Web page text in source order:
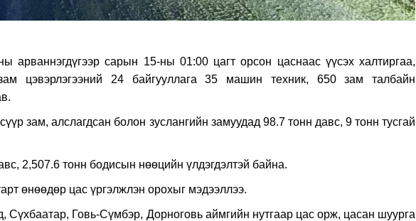
арваннэгдүгээр сарын 15-ны 01:00 цагт орсон цаснаас үүсэх халтиргаа,
цэвэрлэгээний 24 байгууллага 35 машин техник, 650 зам талбайн
зам, алслагдсан болон зуслангийн замуудад 98.7 тонн давс, 9 тонн тусгай
2,507.6 тонн бодисын нөөцийн үлдэгдэлтэй байна.
өнөөдөр цас үргэлжлэн орохыг мэдээллээ.
Сүхбаатар, Говь-Сүмбэр, Дорноговь аймгийн нутгаар цас орж, цасан шуурга